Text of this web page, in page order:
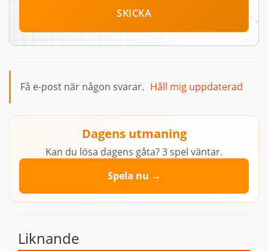
SKICKA
Få e-post när någon svarar. Håll mig uppdaterad
Dagens utmaning
Kan du lösa dagens gåta? 3 spel väntar.
Spela nu →
Liknande